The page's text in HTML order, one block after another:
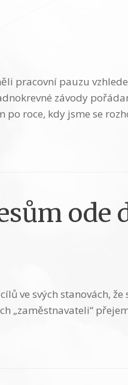
pracovní pauzu
závody
po roce, kdy jsme se
ode
ve svých stanovách,
„zaměstnavateli“